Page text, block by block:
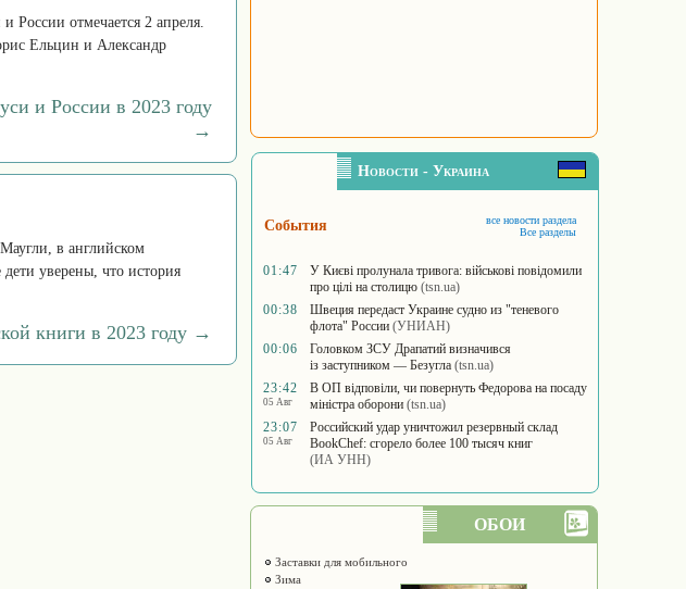
России отмечается 2 апреля.
Ельцин и Александр
и России в 2023 году
→
в английском
уверены, что история
книги в 2023 году →
Новости - Украина
События
все новости раздела
Все разделы
01:47
У Києві пролунала тривога: військові повідомили
про цілі на столицю (tsn.ua)
00:38
Швеция передаст Украине судно из "теневого
флота" России (УНИАН)
00:06
Головком ЗСУ Драпатий визначився
із заступником — Безугла (tsn.ua)
23:42
05 Авг
В ОП відповіли, чи повернуть Федорова на посаду
міністра оборони (tsn.ua)
23:07
05 Авг
Российский удар уничтожил резервный склад
BookChef: сгорело более 100 тысяч книг
(ИА УНН)
ОБОИ
Заставки для мобильного
Зима